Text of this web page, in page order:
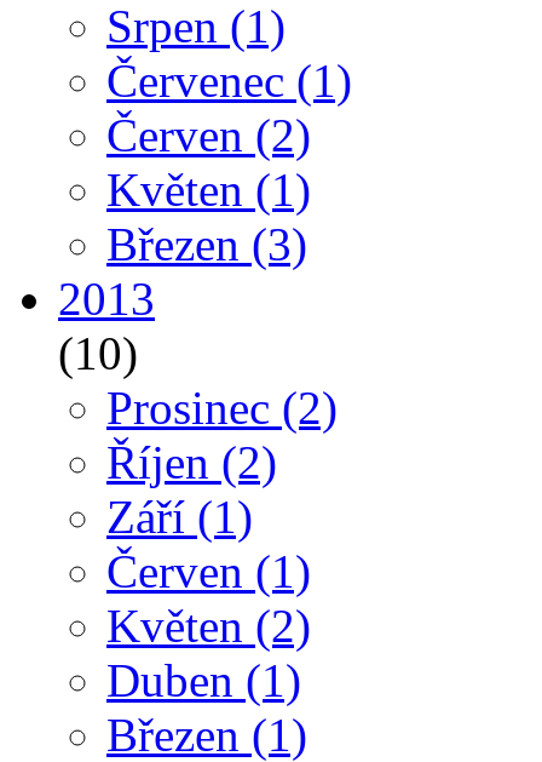
Srpen (1)
Červenec (1)
Červen (2)
Květen (1)
Březen (3)
2013
(10)
Prosinec (2)
Říjen (2)
Září (1)
Červen (1)
Květen (2)
Duben (1)
Březen (1)